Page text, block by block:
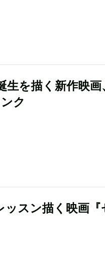
生を描く新作映画
ク
ッスン描く映画『